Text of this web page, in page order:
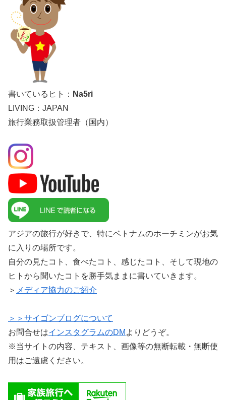
書いているヒト： Na5ri
LIVING：JAPAN
旅行業務取扱管理者（国内）
アジアの旅行が好きで、特にベトナムのホーチミンがお気
に入りの場所です。
自分の見たコト、食べたコト、感じたコト、そして現地の
ヒトから聞いたコトを勝手気ままに書いていきます。
＞ メディア協力のご紹介
＞＞サイゴンブログについて
お問合せはインスタグラムのDM よりどうぞ。
※当サイトの内容、テキスト、画像等の無断転載・無断使
用はご遠慮ください。